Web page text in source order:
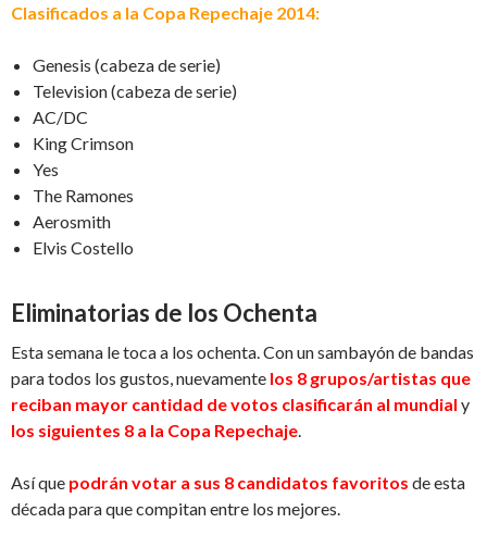
Clasificados a la Copa Repechaje 2014:
Genesis (cabeza de serie)
Television (cabeza de serie)
AC/DC
King Crimson
Yes
The Ramones
Aerosmith
Elvis Costello
Eliminatorias de los Ochenta
Esta semana le toca a los ochenta. Con un sambayón de bandas
para todos los gustos, nuevamente los 8 grupos/artistas que
reciban mayor cantidad de votos clasificarán al mundial y
los siguientes 8 a la Copa Repechaje
Así que podrán votar a sus 8 candidatos favoritos de esta
década para que compitan entre los mejores.